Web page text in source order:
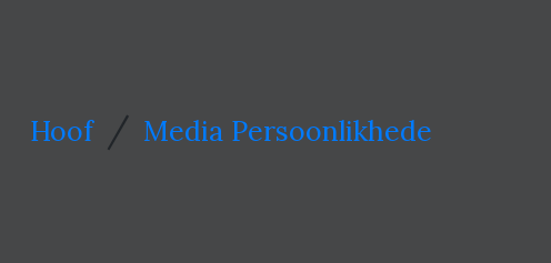
Hoof / Media Persoonlikhede